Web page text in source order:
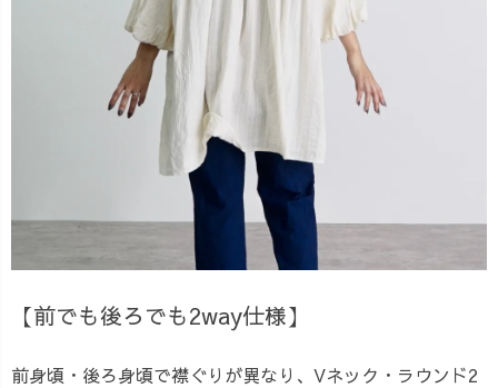
【前でも後ろでも2way仕様】
前身頃・後ろ身頃で襟ぐりが異なり、Vネック・ラウンド2